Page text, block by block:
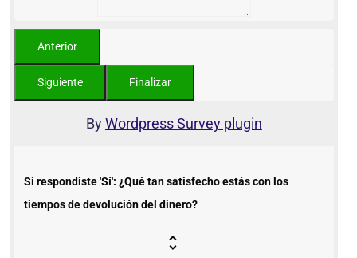
ByWordpress Survey plugin
Si respondiste 'Sí': ¿Qué tan satisfecho estás con los
tiempos de devolución del dinero?